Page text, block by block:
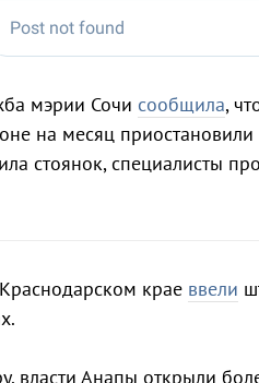
мэрии Сочи сообщила,
на месяц
стоянок, специалисты
крае ввели
власти Анапы открыли